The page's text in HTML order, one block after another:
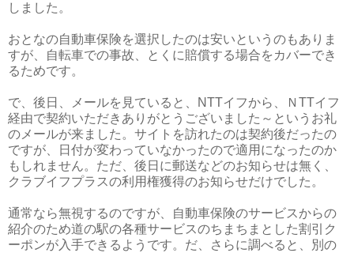
しました。
おとなの自動車保険を選択したのは安いというのもありま
すが、自転車での事故、とくに賠償する場合をカバーでき
るためです。
で、後日、メールを見ていると、NTTイフから、ＮTTイフ
経由で契約いただきありがとうございました～というお礼
のメールが来ました。サイトを訪れたのは契約後だったの
ですが、日付が変わっていなかったので適用になったのか
もしれません。ただ、後日に郵送などのお知らせは無く、
クラブイフプラスの利用権獲得のお知らせだけでした。
通常なら無視するのですが、自動車保険のサービスからの
紹介のため道の駅の各種サービスのちまちまとした割引ク
ーポンが入手できるようです。だ、さらに調べると、別の